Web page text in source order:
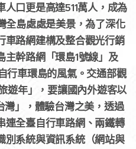
口更是高達511萬人，成為
全島處處是美景，為了深化
車路網建構及整合觀光行銷
主幹路網「環島1號線」及
行車環島的風氣。交通部觀
遊年」，要讓國內外遊客以
灣」，體驗台灣之美，透過
連全臺自行車路網、兩鐵轉
別系統與資訊系統（網站與